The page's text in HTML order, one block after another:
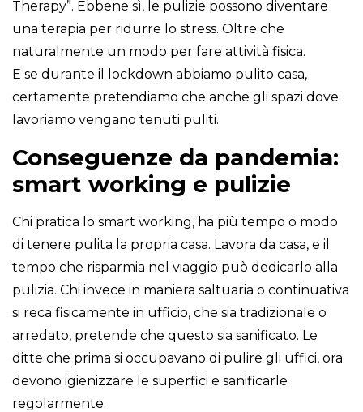
Therapy”. Ebbene sì, le pulizie possono diventare
una terapia per ridurre lo stress. Oltre che
naturalmente un modo per fare attività fisica.
E se durante il lockdown abbiamo pulito casa,
certamente pretendiamo che anche gli spazi dove
lavoriamo vengano tenuti puliti.
Conseguenze da pandemia:
smart working e pulizie
Chi pratica lo smart working, ha più tempo o modo
di tenere pulita la propria casa. Lavora da casa, e il
tempo che risparmia nel viaggio può dedicarlo alla
pulizia. Chi invece in maniera saltuaria o continuativa
si reca fisicamente in ufficio, che sia tradizionale o
arredato, pretende che questo sia sanificato. Le
ditte che prima si occupavano di pulire gli uffici, ora
devono igienizzare le superfici e sanificarle
regolarmente.